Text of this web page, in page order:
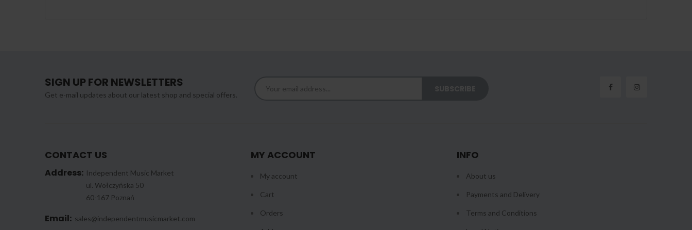
SIGN UP FOR NEWSLETTERS
Get e-mail updates about our latest shop and special offers.
CONTACT US
Address: Independent Music Market
ul. Wołczyńska 50
60-167 Poznań
Email: sales@independentmusicmarket.com
MY ACCOUNT
My account
Cart
Orders
INFO
About us
Payments and Delivery
Terms and Conditions